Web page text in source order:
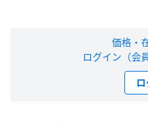
価格・
ログイン（会
※新規会員登録をお申し込み頂いて
があります。また当社の判断により
会員